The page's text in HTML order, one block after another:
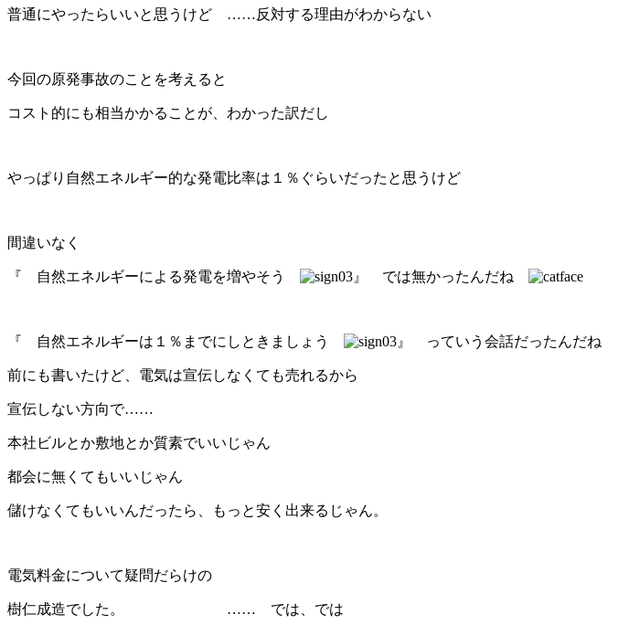
普通にやったらいいと思うけど ……反対する理由がわからない
今回の原発事故のことを考えると
コスト的にも相当かかることが、わかった訳だし
やっぱり自然エネルギー的な発電比率は１％ぐらいだったと思うけど
間違いなく
『 自然エネルギーによる発電を増やそう 』 では無かったんだね
『 自然エネルギーは１％までにしときましょう 』 っていう会話だったんだね
前にも書いたけど、電気は宣伝しなくても売れるから
宣伝しない方向で……
本社ビルとか敷地とか質素でいいじゃん
都会に無くてもいいじゃん
儲けなくてもいいんだったら、もっと安く出来るじゃん。
電気料金について疑問だらけの
樹仁成造でした。 …… では、では